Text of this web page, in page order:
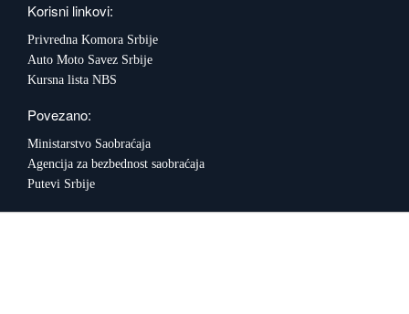
Korisni linkovi:
Privredna Komora Srbije
Auto Moto Savez Srbije
Kursna lista NBS
Povezano:
Ministarstvo Saobraćaja
Agencija za bezbednost saobraćaja
Putevi Srbije